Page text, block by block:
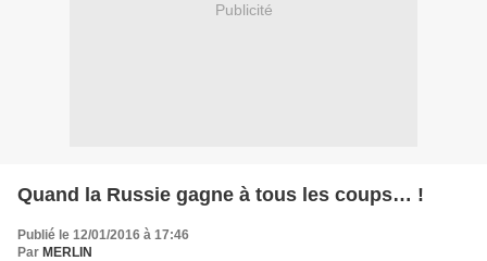
Publicité
Quand la Russie gagne à tous les coups… !
Publié le 12/01/2016 à 17:46
Par MERLIN